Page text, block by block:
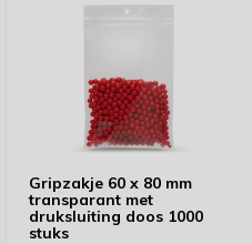
Gripzakje 60 x 80 mm
transparant met
druksluiting doos 1000
stuks